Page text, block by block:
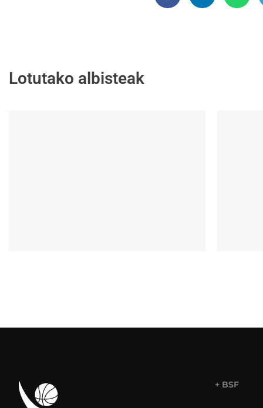
Lotutako albisteak
+ BSF